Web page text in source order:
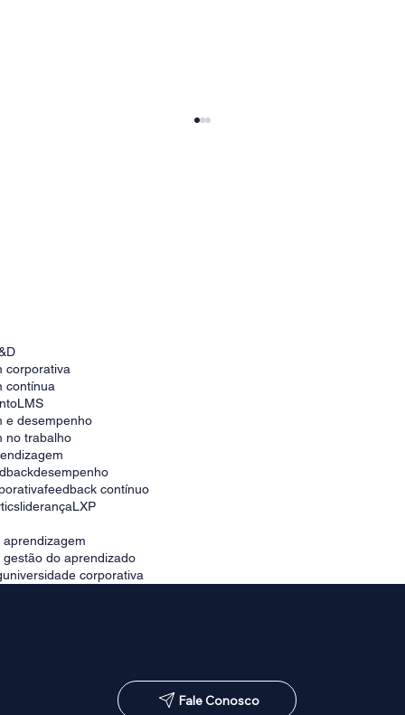
corporativa
contínua
LMS
e desempenho
no trabalho
desempenho
feedback contínuo
liderançaLXP
do aprendizado
universidade corporativa
Fale Conosco